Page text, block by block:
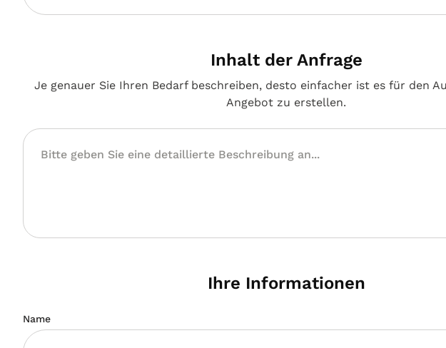
Inhalt der Anfrage
Je genauer Sie Ihren Bedarf beschreiben, desto einfacher ist es für den
Angebot zu erstellen.
Ihre Informationen
Name